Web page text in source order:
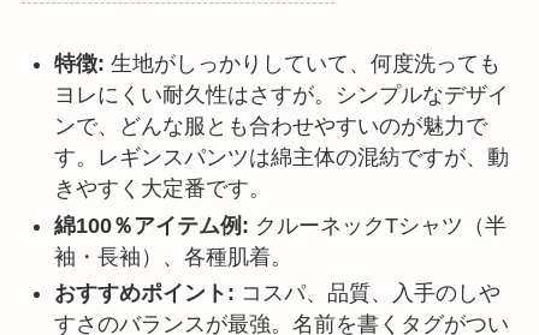
特徴: 生地がしっかりしていて、何度洗っても
ヨレにくい耐久性はさすが。シンプルなデザイ
ンで、どんな服とも合わせやすいのが魅力で
す。レギンスパンツは綿主体の混紡ですが、動
きやすく大定番です。
綿100％アイテム例: クルーネックTシャツ（半
袖・長袖）、各種肌着。
おすすめポイント: コスパ、品質、入手のしや
すさのバランスが最強。名前を書くタグがつい